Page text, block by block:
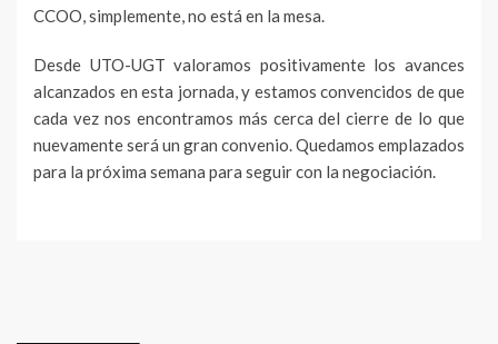
CCOO, simplemente, no está en la mesa.
Desde UTO-UGT valoramos positivamente los avances
alcanzados en esta jornada, y estamos convencidos de que
cada vez nos encontramos más cerca del cierre de lo que
nuevamente será un gran convenio. Quedamos emplazados
para la próxima semana para seguir con la negociación.